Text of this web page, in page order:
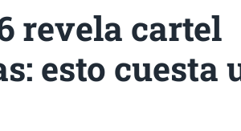
revela cartel
esto cuesta